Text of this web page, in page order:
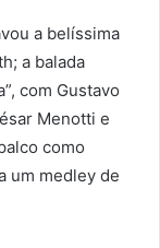
a belíssima
a balada
com Gustavo
Menotti e
como
um medley de